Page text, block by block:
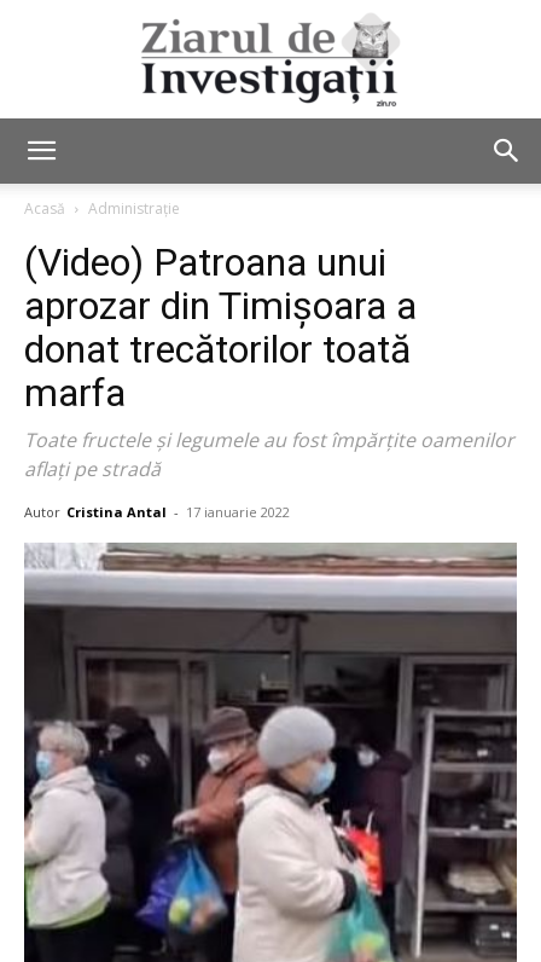
de
Acasă Administrație
(Video) Patroana unui
aprozar din Timișoara a
donat trecătorilor toată
marfa
Toate fructele şi legumele au fost împărţite oamenilor
aflaţi pe stradă
Autor Cristina Antal - 17 ianuarie 2022